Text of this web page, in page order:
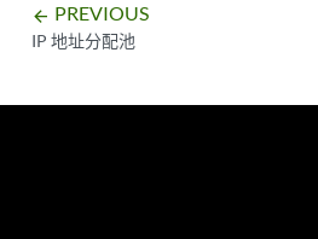
arrow_backward PREVIOUS
IP 地址分配池